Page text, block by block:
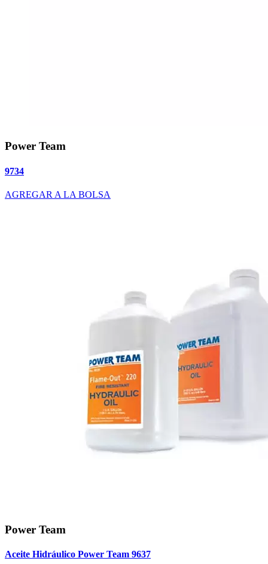
Power Team
9734
AGREGAR A LA BOLSA
Power Team
Aceite Hidráulico Power Team 9637